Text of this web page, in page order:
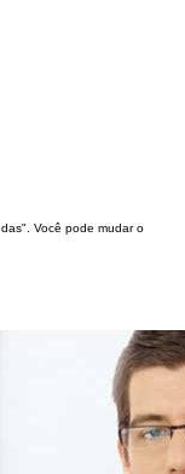
Você pode mudar o